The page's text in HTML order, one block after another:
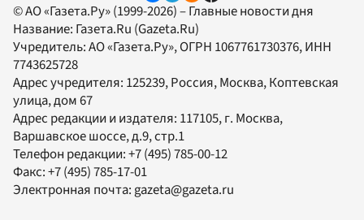
© АО «Газета.Ру» (1999-2026) – Главные новости дня
Название: Газета.Ru (Gazeta.Ru)
Учредитель:АО «Газета.Ру», ОГРН 1067761730376, ИНН
7743625728
Адрес учредителя: 125239, Россия, Москва, Коптевская
улица, дом 67
Адрес редакции и издателя: 117105, г. Москва,
Варшавское шоссе, д.9, стр.1
Телефон редакции:+7 (495) 785-00-12
Факс:+7 (495) 785-17-01
Электронная почта: gazeta@gazeta.ru